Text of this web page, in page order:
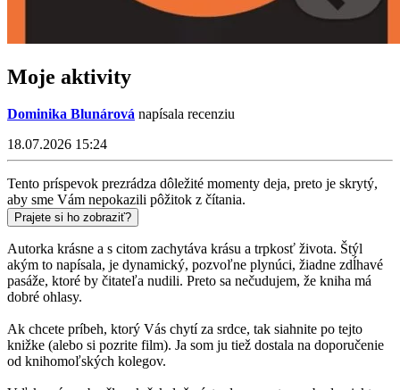
Moje aktivity
Dominika Blunárová napísala recenziu
18.07.2026 15:24
Tento príspevok prezrádza dôležité momenty deja, preto je skrytý,
aby sme Vám nepokazili pôžitok z čítania.
Prajete si ho zobraziť?
Autorka krásne a s citom zachytáva krásu a trpkosť života. Štýl
akým to napísala, je dynamický, pozvoľne plynúci, žiadne zdĺhavé
pasáže, ktoré by čitateľa nudili. Preto sa nečudujem, že kniha má
dobré ohlasy.
Ak chcete príbeh, ktorý Vás chytí za srdce, tak siahnite po tejto
knižke (alebo si pozrite film). Ja som ju tiež dostala na doporučenie
od knihomoľských kolegov.